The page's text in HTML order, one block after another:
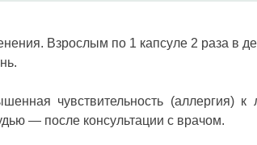
Взрослым по 1 капсуле 2 раза в
чувствительность (аллергия)
— после консультации с врачом.